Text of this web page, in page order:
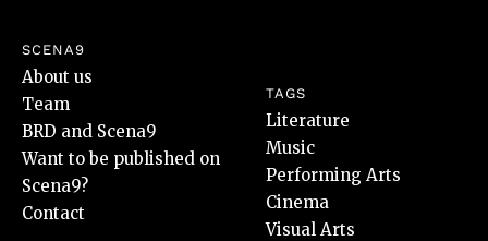
SCENA9
About us
Team
BRD and Scena9
Want to be published on
Scena9?
Contact
TAGS
Literature
Music
Performing Arts
Cinema
Visual Arts